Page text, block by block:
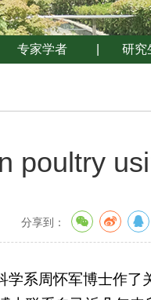
专家学者 研究
poultry
分享到：
学系周怀军博士作了